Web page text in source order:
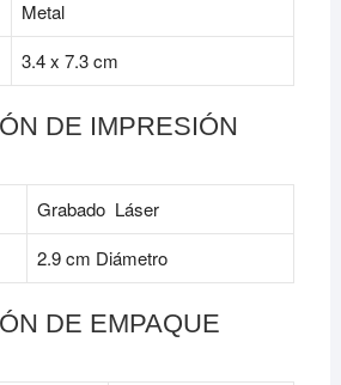
Metal
3.4 x 7.3 cm
DE IMPRESIÓN
Grabado Láser
2.9 cm Diámetro
DE EMPAQUE